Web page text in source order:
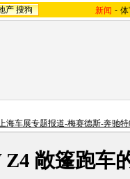
产 搜狗 新闻 -
海车展专题报道-梅赛德斯-奔驰
敞篷跑车